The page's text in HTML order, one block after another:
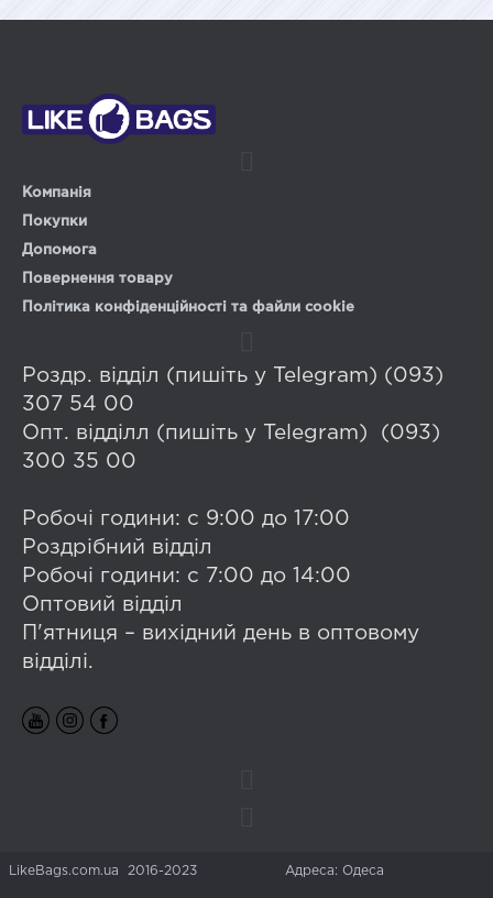
Компанія
Покупки
Допомога
Повернення товару
Політика конфіденційності та файли cookie
Роздр. відділ (пишіть у Telegram) (093)
307 54 00
Опт. відділл (пишіть у Telegram) (093)
300 35 00
Робочі години: с 9:00 до 17:00
Роздрібний відділ
Робочі години: с 7:00 до 14:00
Оптовий відділ
П'ятниця – вихідний день в оптовому
відділі.
LikeBags.com.ua 2016-2023 Адреса: Одеса